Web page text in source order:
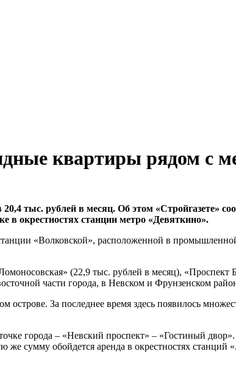
квартиры рядом с
тыс. рублей в месяц. Об этом «Стройгазете»
в окрестностях станции метро «Девяткино».
«Волковской», расположенной в
(22,9 тыс. рублей в месяц), «Проспект
части города, в Невском и Фрунзенском
За последнее время здесь появилось
города – «Невский проспект» – «Гостиный
сумму обойдется аренда в окрестностях станций